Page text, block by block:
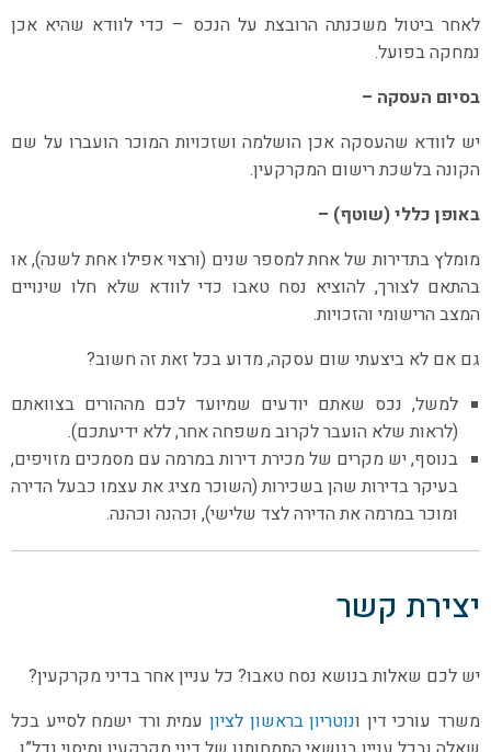
לאחר ביטול משכנתה הרובצת על הנכס – כדי לוודא שהיא אכן
נמחקה בפועל.
בסיום העסקה –
יש לוודא שהעסקה אכן הושלמה ושזכויות המוכר הועברו על שם
הקונה בלשכת רישום המקרקעין.
באופן כללי (שוטף) –
מומלץ בתדירות של אחת למספר שנים (ורצוי אפילו אחת לשנה), או
בהתאם לצורך, להוציא נסח טאבו כדי לוודא שלא חלו שינויים
המצב הרישומי והזכויות.
גם אם לא ביצעתי שום עסקה, מדוע בכל זאת זה חשוב?
למשל, נכס שאתם יודעים שמיועד לכם מההורים בצוואתם
(לראות שלא הועבר לקרוב משפחה אחר, ללא ידיעתכם).
בנוסף, יש מקרים של מכירת דירות במרמה עם מסמכים מזויפים,
בעיקר בדירות שהן בשכירות (השוכר מציג את עצמו כבעל הדירה
ומוכר במרמה את הדירה לצד שלישי), וכהנה וכהנה.
יצירת קשר
יש לכם שאלות בנושא נסח טאבו? כל עניין אחר בדיני מקרקעין?
משרד עורכי דין ונוטריון בראשון לציון עמית ורד ישמח לסייע בכל